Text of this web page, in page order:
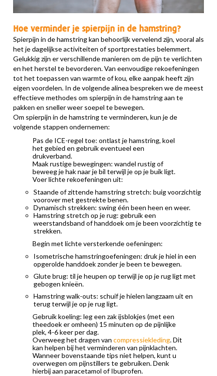
Hoe verminder je spierpijn in de hamstring?
Spierpijn in de hamstring kan behoorlijk vervelend zijn, vooral als
het je dagelijkse activiteiten of sportprestaties belemmert.
Gelukkig zijn er verschillende manieren om de pijn te verlichten
en het herstel te bevorderen. Van eenvoudige rekoefeningen
tot het toepassen van warmte of kou, elke aanpak heeft zijn
eigen voordelen. In de volgende alinea bespreken we de meest
effectieve methodes om spierpijn in de hamstring aan te
pakken en sneller weer soepel te bewegen.
Om spierpijn in de hamstring te verminderen, kun je de
volgende stappen ondernemen:
Pas de ICE-regel toe: ontlast je hamstring, koel
het gebied en gebruik eventueel een
drukverband.
Maak rustige bewegingen: wandel rustig of
beweeg je hak naar je bil terwijl je op je buik ligt.
Voer lichte rekoefeningen uit:
Staande of zittende hamstring stretch: buig voorzichtig
voorover met gestrekte benen.
Dynamisch strekken: swing één been heen en weer.
Hamstring stretch op je rug: gebruik een
weerstandsband of handdoek om je been voorzichtig te
strekken.
Begin met lichte versterkende oefeningen:
Isometrische hamstringoefeningen: druk je hiel in een
opgerolde handdoek zonder je been te bewegen.
Glute brug: til je heupen op terwijl je op je rug ligt met
gebogen knieën.
Hamstring walk-outs: schuif je hielen langzaam uit en
terug terwijl je op je rug ligt.
Gebruik koeling: leg een zak ijsblokjes (met een
theedoek er omheen) 15 minuten op de pijnlijke
plek, 4-6 keer per dag.
Overweeg het dragen van compressiekleding. Dit
kan helpen bij het verminderen van pijnklachten.
Wanneer bovenstaande tips niet helpen, kunt u
overwegen om pijnstillers te gebruiken. Denk
hierbij aan paracetamol of Ibuprofen.